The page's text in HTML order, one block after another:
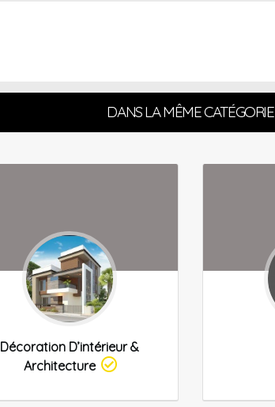
DANS LA MÊME CATÉGORIE
Décoration D’intérieur &
Architecture